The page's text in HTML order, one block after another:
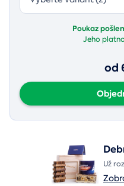
Poukaz
Jeho
od
Už